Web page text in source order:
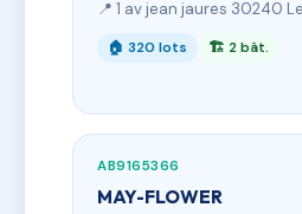
📍 1 av jean jaures 30240
🏠 320 lots 🏗 2 bât.
AB9165366
MAY-FLOWER